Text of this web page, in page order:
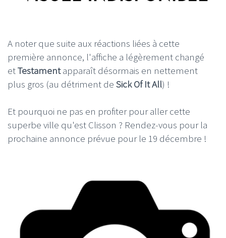
A noter que suite aux réactions liées à cette
première annonce, l'affiche a légèrement changé
etTestamentapparaît désormais en nettement
plus gros (au détriment de Sick Of It All) !
Et pourquoi ne pas en profiter pour aller cette
superbe ville qu'est Clisson ? Rendez-vous pour la
prochaine annonce prévue pour le 19 décembre !